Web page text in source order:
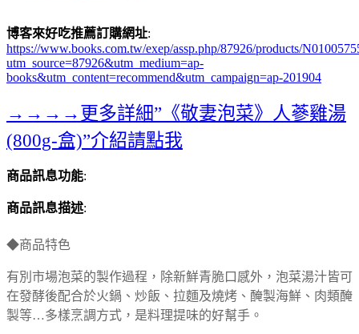
博客來好吃推薦訂購網址:
https://www.books.com.tw/exep/assp.php/87926/products/
utm_source=87926&utm_medium=ap-
books&utm_content=recommend&utm_campaign=ap-201904
→→→→更多詳細”《敬妻泡菜》人蔘雞湯
(800g-盒)”介紹請點我
商品訊息功能:
商品訊息描述:
◆商品特色
有別市場泡菜的製作過程，除新鮮青脆口感外，泡菜湯汁皆可
在發酵後配合於火鍋、炒飯、拉麵及燒烤、醃製海鮮、肉類醃
製等…多樣烹調方式，是料理提味的好幫手。